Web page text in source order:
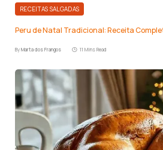
RECEITAS SALGADAS
Peru de Natal Tradicional: Receita
ByMarta dos Frangos 11 Mins Read